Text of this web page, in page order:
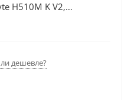
H510M K V2,
Память DDR4 8Gb,
дешевле?